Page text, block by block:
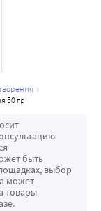
50 гр
быть
выбор
может
товары